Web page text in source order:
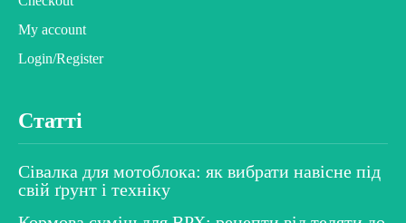
My account
Login/Register
Статті
Сівалка для мотоблока: як вибрати навісне під
свій ґрунт і техніку